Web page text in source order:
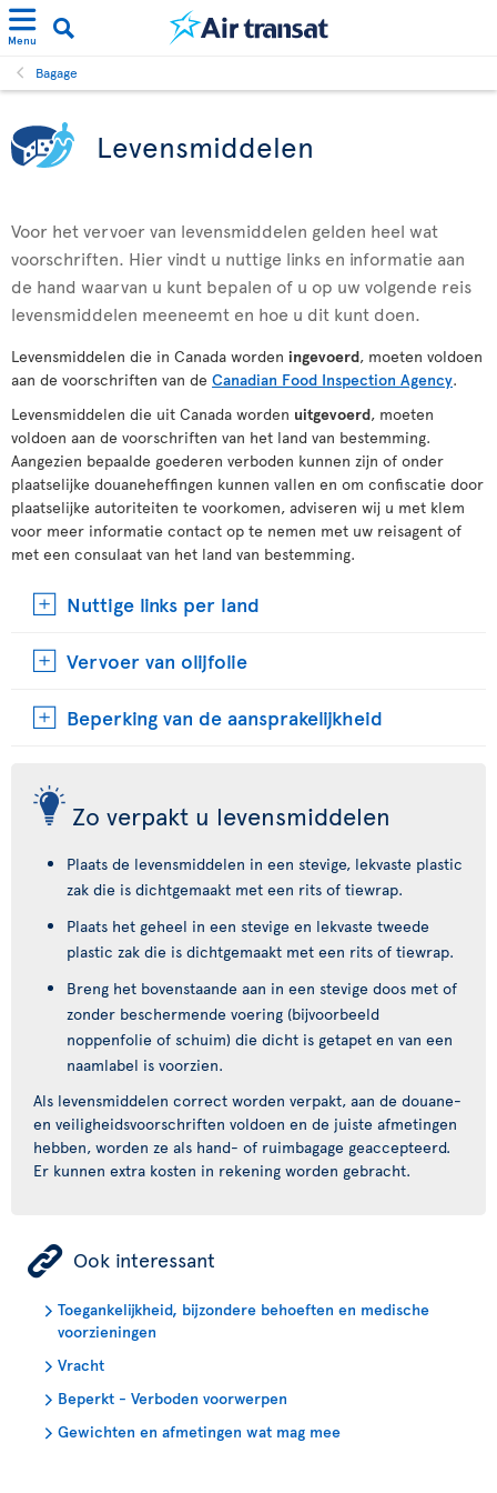
Menu
Bagage
Levensmiddelen
Voor het vervoer van levensmiddelen gelden heel wat
voorschriften. Hier vindt u nuttige links en informatie aan
de hand waarvan u kunt bepalen of u op uw volgende reis
levensmiddelen meeneemt en hoe u dit kunt doen.
Levensmiddelen die in Canada worden ingevoerd, moeten voldoen
aan de voorschriften van de Canadian Food Inspection Agency.
Levensmiddelen die uit Canada worden uitgevoerd, moeten
voldoen aan de voorschriften van het land van bestemming.
Aangezien bepaalde goederen verboden kunnen zijn of onder
plaatselijke douaneheffingen kunnen vallen en om confiscatie door
plaatselijke autoriteiten te voorkomen, adviseren wij u met klem
voor meer informatie contact op te nemen met uw reisagent of
met een consulaat van het land van bestemming.
Nuttige links per land
Vervoer van olijfolie
Beperking van de aansprakelijkheid
Zo verpakt u levensmiddelen
Plaats de levensmiddelen in een stevige, lekvaste plastic
zak die is dichtgemaakt met een rits of tiewrap.
Plaats het geheel in een stevige en lekvaste tweede
plastic zak die is dichtgemaakt met een rits of tiewrap.
Breng het bovenstaande aan in een stevige doos met of
zonder beschermende voering (bijvoorbeeld
noppenfolie of schuim) die dicht is getapet en van een
naamlabel is voorzien.
Als levensmiddelen correct worden verpakt, aan de douane-
en veiligheidsvoorschriften voldoen en de juiste afmetingen
hebben, worden ze als hand- of ruimbagage geaccepteerd.
Er kunnen extra kosten in rekening worden gebracht.
ÿ Ook interessant
Toegankelijkheid, bijzondere behoeften en medische
voorzieningen
Vracht
Beperkt - Verboden voorwerpen
Gewichten en afmetingen wat mag mee